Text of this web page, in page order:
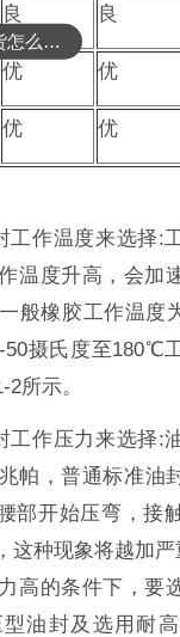
良 良
优 优
优 优
工作温度来选择:
温度升高，会加
般橡胶工作温度
50摄氏度至180℃
所示。
工作压力来选择:
帕，普通标准油
部开始压弯，接
这种现象将越加严
高的条件下，要
油封及选用耐
密封件定制/现货怎么报价，起订量多少？